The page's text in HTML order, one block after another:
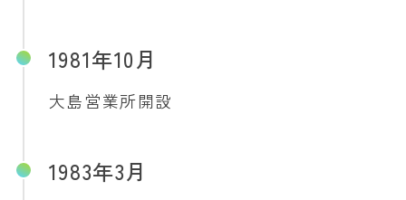
1981年10月
大島営業所開設
1983年3月